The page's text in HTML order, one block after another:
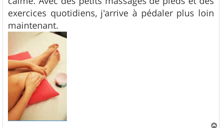
exercices quotidiens, j'arrive à pédaler plus loin
maintenant.